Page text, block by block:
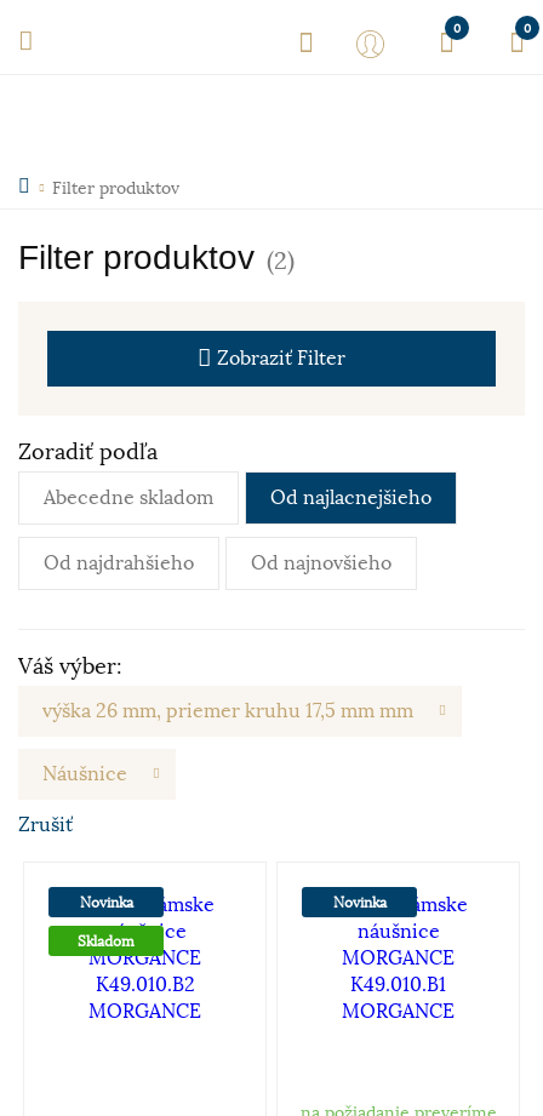
0 0
Filter produktov
Filter produktov (2)
Zobraziť Filter
Zoradiť podľa
Abecedne skladom Od najlacnejšieho
Od najdrahšieho Od najnovšieho
Váš výber:
výška 26 mm, priemer kruhu 17,5 mm mm
Náušnice
Zrušiť
Novinka
Skladom
Novinka